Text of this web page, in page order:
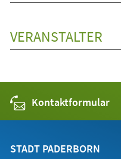
VERANSTALTER
Kontaktformular
STADT PADERBORN